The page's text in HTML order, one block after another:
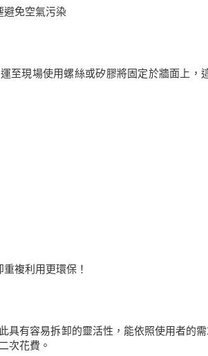
避免空氣污染
至現場使用螺絲或矽膠將固定於牆面上
複利用更環保！
具有容易拆卸的靈活性，能依照使用者的
次花費。